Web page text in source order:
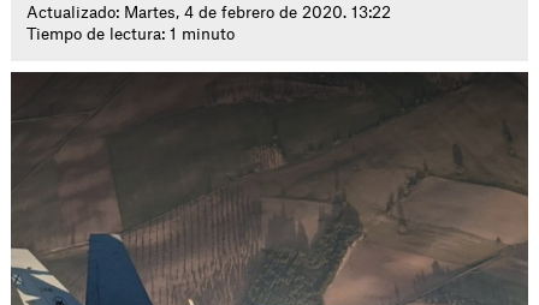
Actualizado: Martes, 4 de febrero de 2020. 13:22
Tiempo de lectura: 1 minuto